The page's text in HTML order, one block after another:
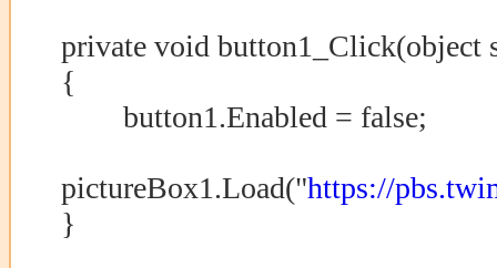
private void button1_Click(object
{
button1.Enabled = false;
pictureBox1.Load("https://
}